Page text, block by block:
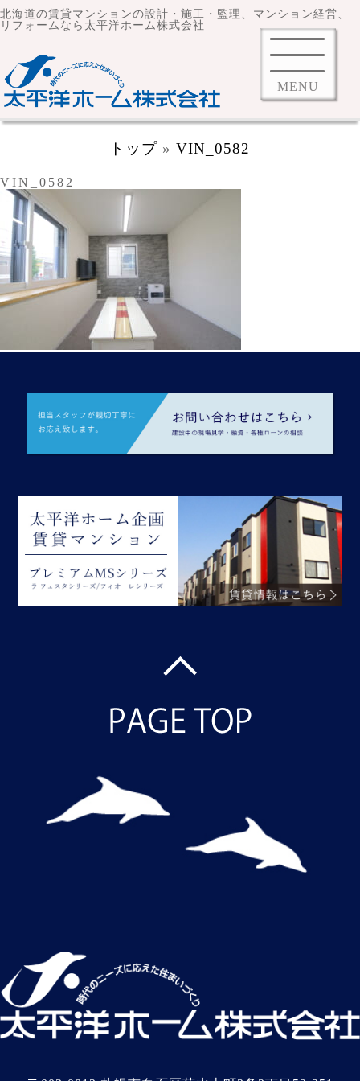
北海道の賃貸マンションの設計・施工・監理、マンション経営、
リフォームなら太平洋ホーム株式会社
MENU
トップ »VIN_0582
VIN_0582